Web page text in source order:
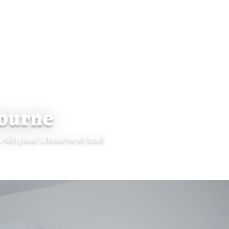
pour Libourne et tout